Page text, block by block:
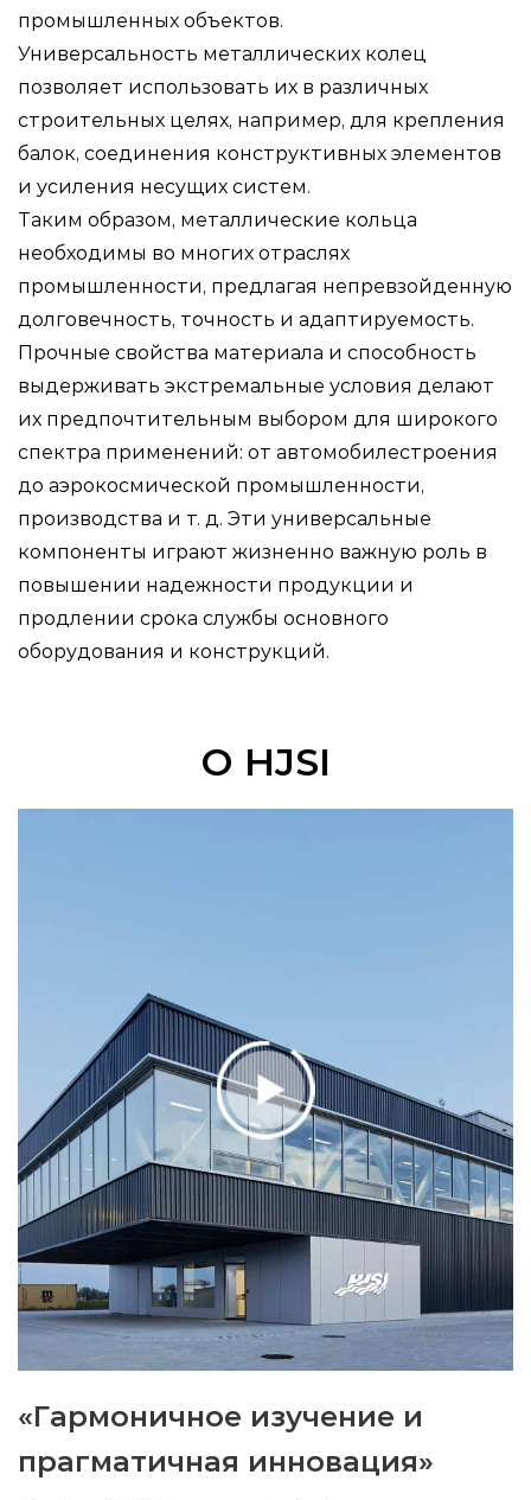
промышленных объектов.
Универсальность металлических колец
позволяет использовать их в различных
строительных целях, например, для крепления
балок, соединения конструктивных элементов
и усиления несущих систем.
Таким образом, металлические кольца
необходимы во многих отраслях
промышленности, предлагая непревзойденную
долговечность, точность и адаптируемость.
Прочные свойства материала и способность
выдерживать экстремальные условия делают
их предпочтительным выбором для широкого
спектра применений: от автомобилестроения
до аэрокосмической промышленности,
производства и т. д. Эти универсальные
компоненты играют жизненно важную роль в
повышении надежности продукции и
продлении срока службы основного
оборудования и конструкций.
О HJSI
«Гармоничное изучение и
прагматичная инновация»